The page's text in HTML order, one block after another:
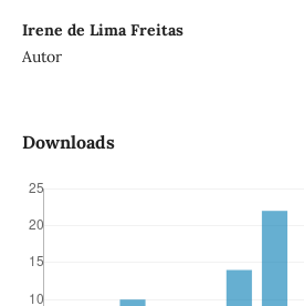
Irene de Lima Freitas
Autor
Downloads